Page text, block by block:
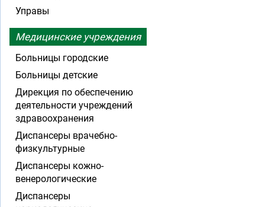
Управы
Медицинские учреждения
Больницы городские
Больницы детские
Дирекция по обеспечению
деятельности учреждений
здравоохранения
Диспансеры врачебно-
физкультурные
Диспансеры кожно-
венерологические
Диспансеры